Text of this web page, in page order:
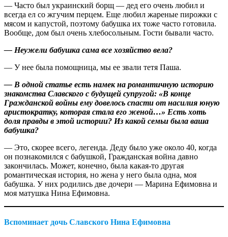
— Часто был украинский борщ — дед его очень любил и
всегда ел со жгучим перцем. Еще любил жареные пирожки с
мясом и капустой, поэтому бабушка их тоже часто готовила.
Вообще, дом был очень хлебосольным. Гости бывали часто.
— Неужели бабушка сама все хозяйство вела?
— У нее была помощница, мы ее звали тетя Паша.
— В одной статье есть намек на романтичную историю
знакомства Славского с будущей супругой: «В конце
Гражданской войны ему довелось спасти от насилия юную
аристократку, которая стала его женой…» Есть хоть
доля правды в этой истории? Из какой семьи была ваша
бабушка?
— Это, скорее всего, легенда. Деду было уже около 40, когда
он познакомился с бабушкой, Гражданская война давно
закончилась. Может, конечно, была какая-то другая
романтическая история, но жена у него была одна, моя
бабушка. У них родились две дочери — Марина Ефимовна и
моя матушка Нина Ефимовна.
Вспоминает дочь Славского Нина Ефимовна